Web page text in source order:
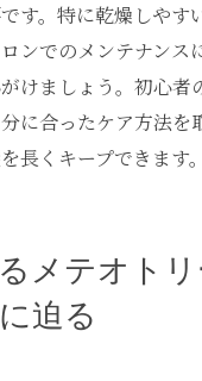
す。特に乾燥しやす
ンでのメンテナンス
けましょう。初心者
に合ったケア方法を
長くキープできます。
メテオト
迫る